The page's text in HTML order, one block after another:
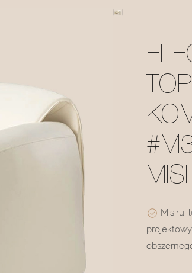
Misirui